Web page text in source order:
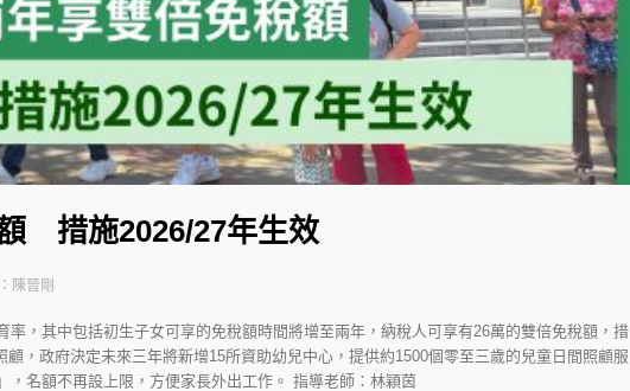
措施2026/27年生效
陳晉剛
，其中包括初生子女可享的免稅額時間將增至兩年，納稅人可享有26萬的雙倍免稅額，措
，政府決定未來三年將新增15所資助幼兒中心，提供約1500個零至三歲的兒童日間照顧服
名額不再設上限，方便家長外出工作。 指導老師：林穎茵